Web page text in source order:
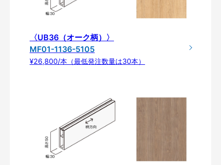
〈UB36（オーク柄）〉
MF01-1136-5105
¥26,800/本（最低発注数量は30本）